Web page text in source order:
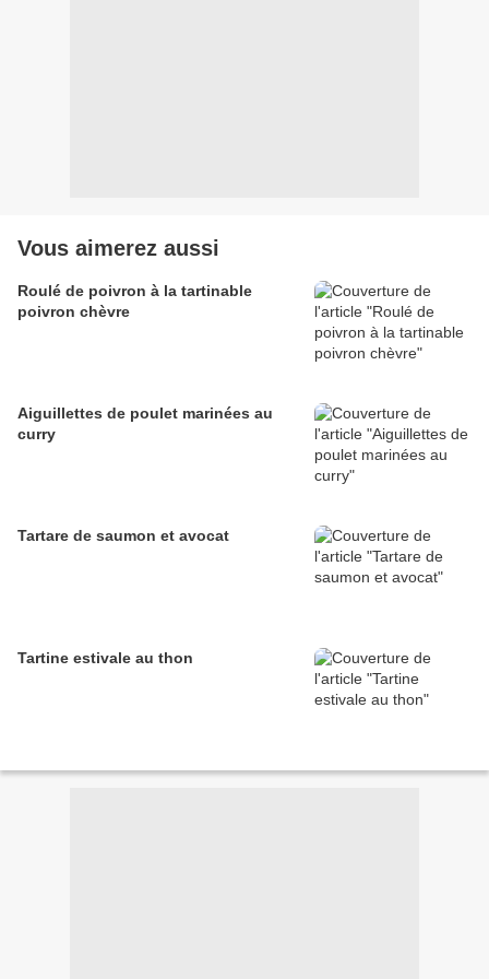
Vous aimerez aussi
Roulé de poivron à la tartinable
poivron chèvre
Aiguillettes de poulet marinées au
curry
Tartare de saumon et avocat
Tartine estivale au thon